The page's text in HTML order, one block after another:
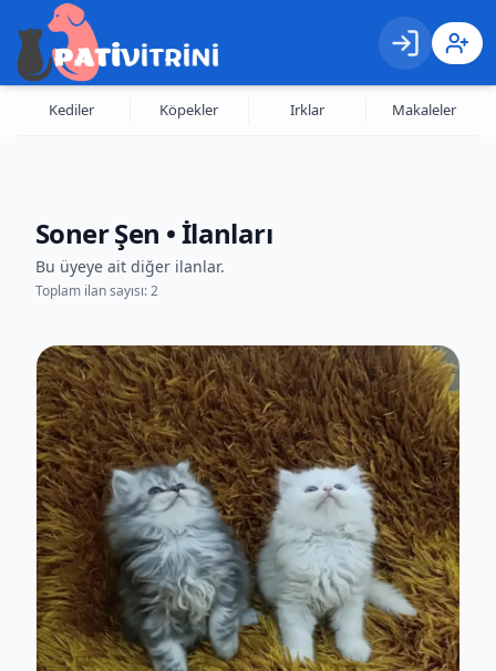
Giriş Kayıt
Kediler Köpekler Irklar Makaleler
Soner Şen • İlanları
Bu üyeye ait diğer ilanlar.
Toplam ilan sayısı:2